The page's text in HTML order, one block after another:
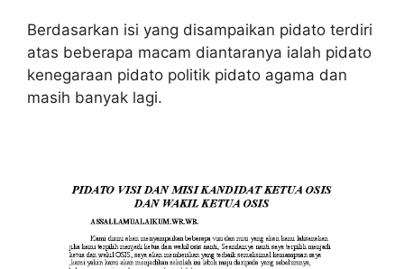
Berdasarkan isi yang disampaikan pidato terdiri
atas beberapa macam diantaranya ialah pidato
kenegaraan pidato politik pidato agama dan
masih banyak lagi.